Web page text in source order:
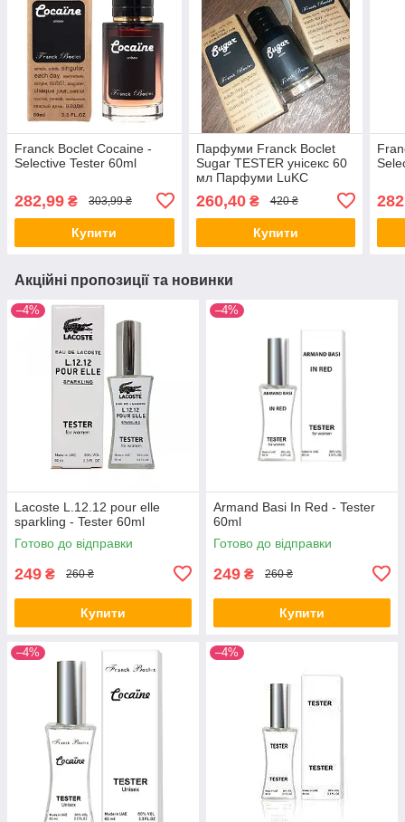
Franck Boclet Cocaine -
Selective Tester 60ml
282,99 ₴ 303,99 ₴
Купити
Парфуми Franck Boclet
Sugar TESTER унісекс 60
мл Парфуми LuKC
260,40₴ 420 ₴
Купити
Акційні пропозиції та новинки
–4%
Lacoste L.12.12 pour elle
sparkling - Tester 60ml
Готово до відправки
249 ₴ 260 ₴
Купити
–4%
Armand Basi In Red - Tester
60ml
Готово до відправки
249 ₴ 260 ₴
Купити
–4% –4%